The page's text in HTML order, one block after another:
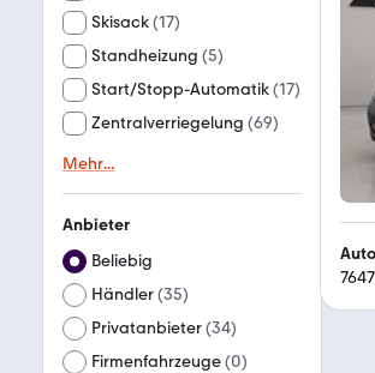
Skisack(17)
Standheizung (5)
Start/Stopp-Automatik(17)
Zentralverriegelung (69)
Mehr...
Anbieter
Beliebig
Händler(35)
Privatanbieter(34)
Firmenfahrzeuge(0)